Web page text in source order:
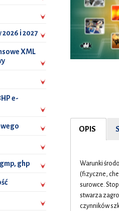
i 2027
XML
e-
ghp
OPIS
Warunki
(fizyczne,
surowce.
stwarza
czynników